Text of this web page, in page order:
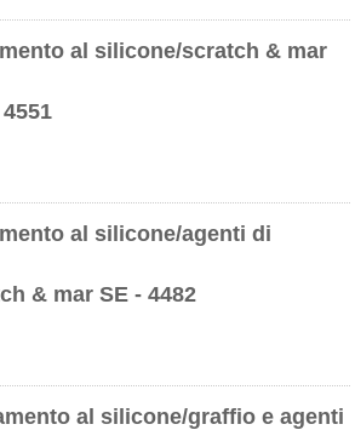
al silicone/scratch & mar
al silicone/agenti di
& mar SE - 4482
al silicone/graffio e agenti